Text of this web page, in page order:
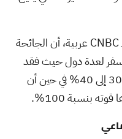
رئيس شركة Arton Capital أوضح لـ CNBC عربية، أن الجائحة
لعدة دول حيث فقد
قدرته بالدخول إلى دول أخرى بنسبة 30 إلى 40% في حين أن
بنسبة 100%.